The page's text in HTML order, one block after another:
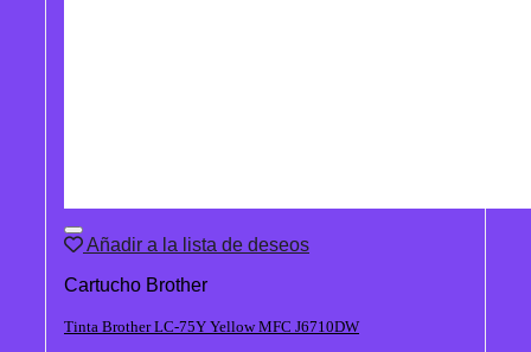
Añadir a la lista de deseos
Cartucho Brother
Tinta Brother LC-75Y Yellow MFC J6710DW